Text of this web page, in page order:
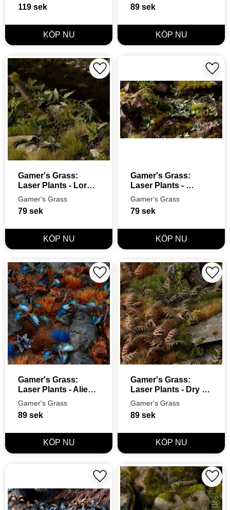
119 sek 89 sek
Gamer's Grass:
Laser Plants - Lords-
and-Ladies
Gamer's Grass
79 sek
Lägg till i favoriter
Gamer's Grass:
Laser Plants -
Plantain Lily
Gamer's Grass
79 sek
Gamer's Grass:
Laser Plants - Alien
Flytrap
Gamer's Grass
89 sek
Lägg till i favoriter
Gamer's Grass:
Laser Plants - Dry
Bracken
Gamer's Grass
89 sek
Lägg till i favoriter